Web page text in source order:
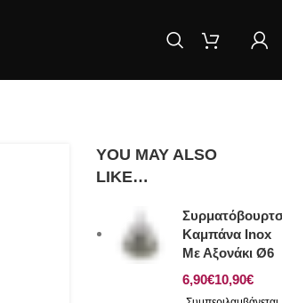
YOU MAY ALSO
LIKE…
Καμπάνα Inox
Με Αξονάκι Ø6
€
€